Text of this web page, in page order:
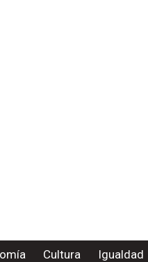
Cultura Igualdad